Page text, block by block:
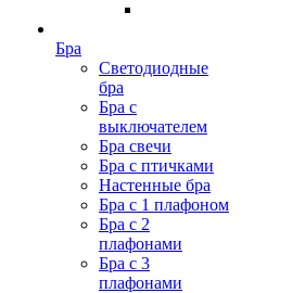
Бра
Светодиодные
бра
Бра с
выключателем
Бра свечи
Бра с птичками
Настенные бра
Бра с 1 плафоном
Бра с 2
плафонами
Бра с 3
плафонами